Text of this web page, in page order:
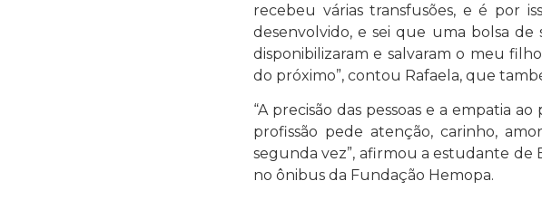
recebeu várias transfusões, e é por
desenvolvido, e sei que uma bolsa de
disponibilizaram e salvaram o meu
do próximo”, contou Rafaela, que
“A precisão das pessoas e a empatia
profissão pede atenção, carinho,
segunda vez”, afirmou a estudante
no ônibus da Fundação Hemopa.